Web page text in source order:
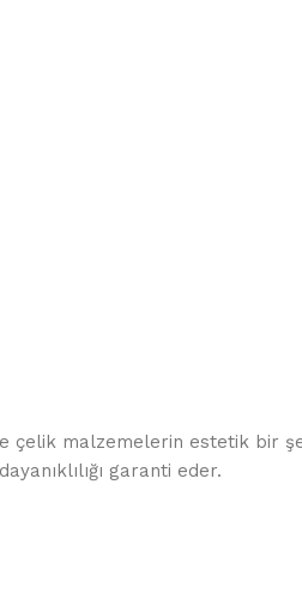
malzemelerin estetik bir
garanti eder.